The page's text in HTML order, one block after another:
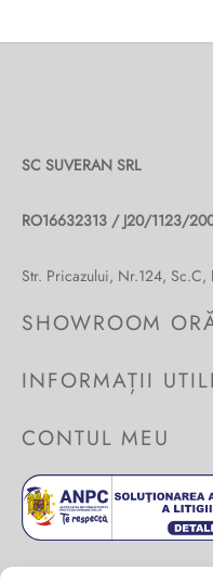
SC SUVERAN SRL
RO16632313 / J20/1123/
Str. Pricazului, Nr.124,
SHOWROOM
INFORMAȚII
CONTUL MEU